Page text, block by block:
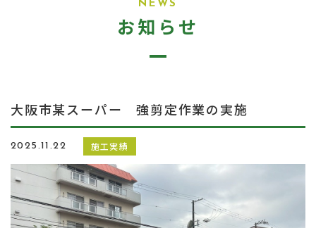
NEWS
お知らせ
大阪市某スーパー 強剪定作業の実施
2025.11.22 施工実績